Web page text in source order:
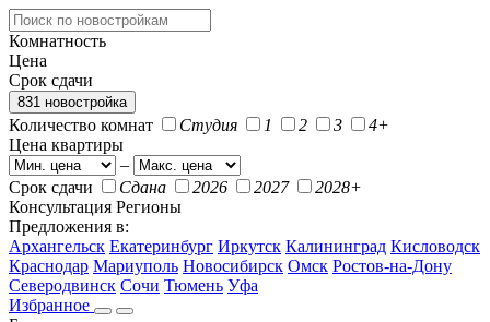
Комнатность
Цена
Срок сдачи
831 новостройка
Количество комнат Студия 1 2 3
4+
Цена квартиры
–
Срок сдачи
Сдана 2026 2027
2028+
Консультация Регионы
Предложения в:
Архангельск Екатеринбург Иркутск Калининград Кисловодск
Краснодар Мариуполь Новосибирск Омск Ростов-на-Дону
Северодвинск Сочи Тюмень Уфа
Избранное